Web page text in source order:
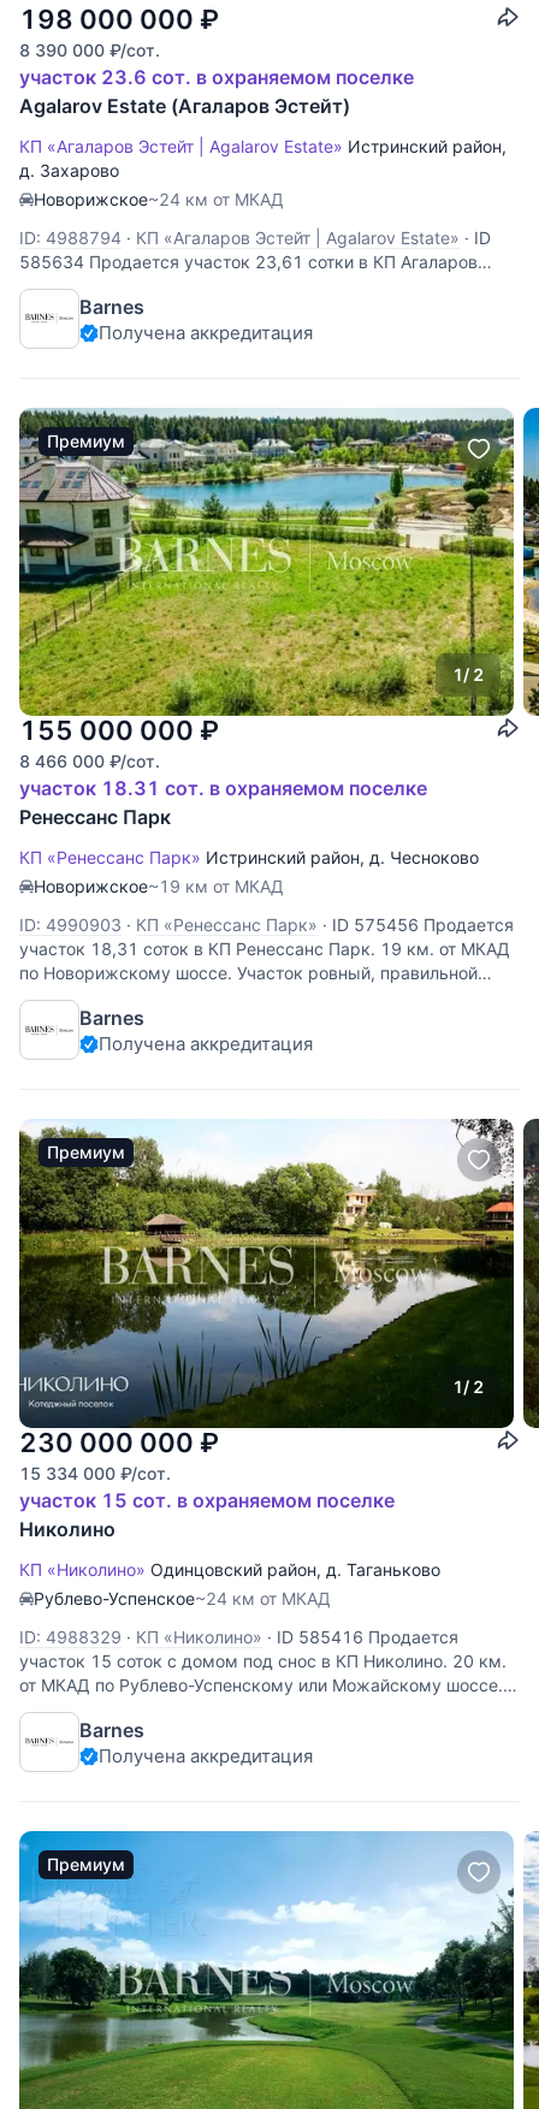
198 000 000 ₽
8 390 000 ₽/сот.
участок 23.6 сот. в охраняемом поселке
Agalarov Estate (Агаларов Эстейт)
КП «Агаларов Эстейт | Agalarov Estate» Истринский район,
д. Захарово
Новорижское~24 км от МКАД
ID: 4988794 · КП «Агаларов Эстейт | Agalarov Estate» · ID
585634 Продается участок 23,61 сотки в КП Агаларов
Эстейт. 23 км. от МКАД по Новорижскому шоссе. Первая
линия от озера, свой выход к озеру. Коммуникации
центральные по границе участка. Земля ИЖС.
Barnes
Получена аккредитация
Премиум
1/ 2
155 000 000 ₽
8 466 000 ₽/сот.
участок 18.31 сот. в охраняемом поселке
Ренессанс Парк
КП «Ренессанс Парк» Истринский район, д. Чесноково
Новорижское~19 км от МКАД
ID: 4990903 · КП «Ренессанс Парк» · ID 575456 Продается
участок 18,31 соток в КП Ренессанс Парк. 19 км. от МКАД
по Новорижскому шоссе. Участок ровный, правильной
формы, в заборе. Коммуникации центральные по границе.
Barnes
Получена аккредитация
Премиум
1/ 2
230 000 000 ₽
15 334 000 ₽/сот.
участок 15 сот. в охраняемом поселке
Николино
КП «Николино» Одинцовский район, д. Таганьково
Рублево-Успенское~24 км от МКАД
ID: 4988329 · КП «Николино» · ID 585416 Продается
участок 15 соток с домом под снос в КП Николино. 20 км.
от МКАД по Рублево-Успенскому или Можайскому шоссе.
Есть выезд на платную скоростную дорогу. Коммуникации
центральные. Участок с
Barnes
Получена аккредитация
Премиум